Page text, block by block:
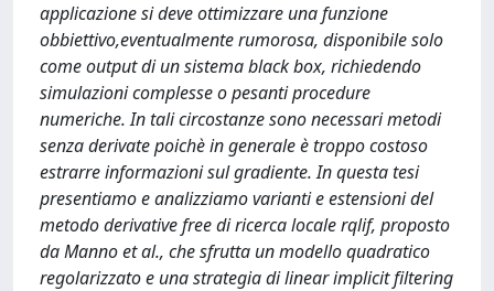
applicazione si deve ottimizzare una funzione
obbiettivo,eventualmente rumorosa, disponibile solo
come output di un sistema black box, richiedendo
simulazioni complesse o pesanti procedure
numeriche. In tali circostanze sono necessari metodi
senza derivate poichè in generale è troppo costoso
estrarre informazioni sul gradiente. In questa tesi
presentiamo e analizziamo varianti e estensioni del
metodo derivative free di ricerca locale rqlif, proposto
da Manno et al., che sfrutta un modello quadratico
regolarizzato e una strategia di linear implicit filtering